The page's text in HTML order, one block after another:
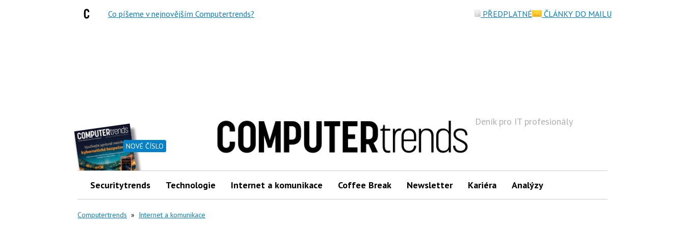
NOVÉ ČÍSLO
Deník pro IT profesionály
Securitytrends Technologie Internet a komunikace Coffee Break Newsletter Kariéra Analýzy
Computertrends » Internet a komunikace
Co píšeme v nejnovějším Computertrends? PŘEDPLATNÉ ČLÁNKY DO MAILU